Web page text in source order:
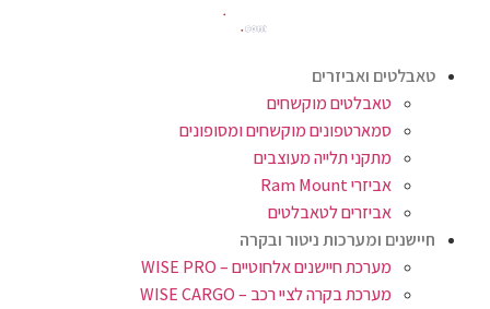
טאבלטים ואביזרים
טאבלטים מוקשחים
סמארטפונים מוקשחים ומסופונים
מתקני תלייה מעוצבים
אביזרי Ram Mount
אביזרים לטאבלטים
חיישנים ומערכות ניטור ובקרה
מערכת חיישנים אלחוטיים – WISE PRO
מערכת בקרה לציי רכב – WISE CARGO